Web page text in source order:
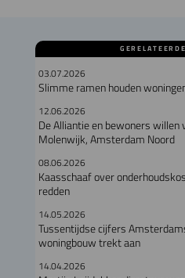
03.07.2026
Slimme ramen houden
12.06.2026
De Alliantie en bewoners
Molenwijk, Amsterdam Noord
08.06.2026
Kaasschaaf over
redden
14.05.2026
Tussentijdse cijfers
woningbouw trekt aan
14.04.2026